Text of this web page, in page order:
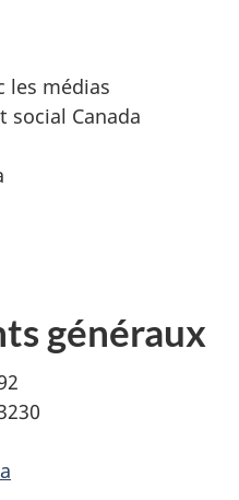
les médias
social Canada
généraux